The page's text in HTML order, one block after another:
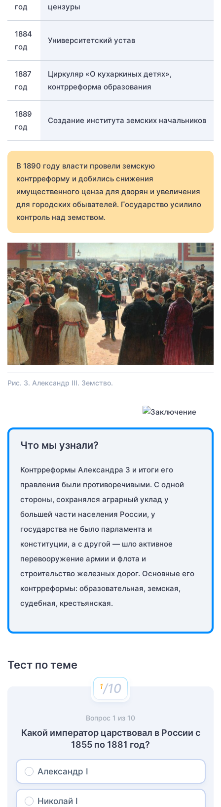
год
цензуры
1884
год
Университетский устав
1887
год
Циркуляр «О кухаркиных детях»,
контрреформа образования
1889
год
Создание института земских начальников
В 1890 году власти провели земскую
контрреформу и добились снижения
имущественного ценза для дворян и увеличения
для городских обывателей. Государство усилило
контроль над земством.
Рис. 3. Александр III. Земство.
Что мы узнали?
Контрреформы Александра 3 и итоги его
правления были противоречивыми. С одной
стороны, сохранялся аграрный уклад у
большей части населения России, у
государства не было парламента и
конституции, а с другой — шло активное
перевооружение армии и флота и
строительство железных дорог. Основные его
контрреформы: образовательная, земская,
судебная, крестьянская.
Тест по теме
/10
Вопрос 1 из 10
Какой император царствовал в России с
1855 по 1881 год?
Александр I
Николай I